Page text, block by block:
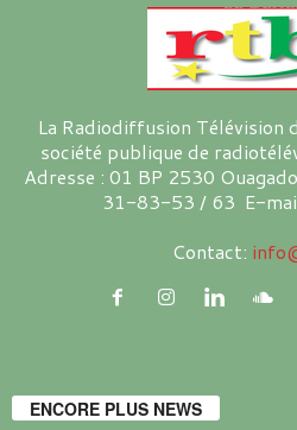
La Radiodiffusion Télévision
société publique de
Adresse : 01 BP 2530
31-83-53 / 63 E-
Contact:
ENCORE PLUS NEWS